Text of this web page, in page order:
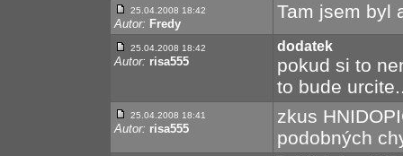
25.04.2008 18:42
Autor: Fredy
Tam jsem byl
25.04.2008 18:42
Autor: risa555
dodatek
pokud si to
to bude
25.04.2008 18:41
Autor: risa555
zkus
podobných